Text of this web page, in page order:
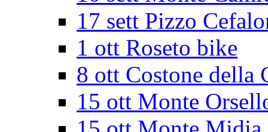
17 sett Pizzo
1 ott Roseto bike
8 ott Costone della
15 ott Monte